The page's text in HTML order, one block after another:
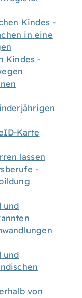
Kindes -
in eine
Kindes -
Karte
lassen
-
und
und
von